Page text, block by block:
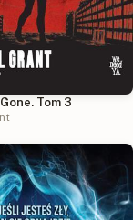
Tom 3